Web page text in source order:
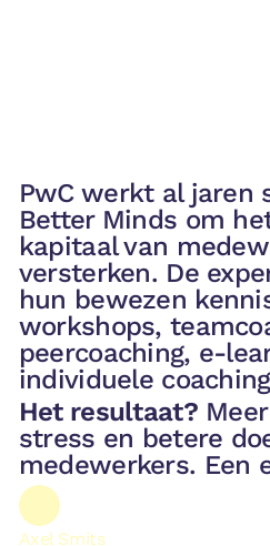
PwC werkt al jaren
Better Minds om
kapitaal van
versterken. De
hun bewezen
workshops,
peercoaching, e-
individuele
Het resultaat?
stress en betere
medewerkers. Een
Axel Smits